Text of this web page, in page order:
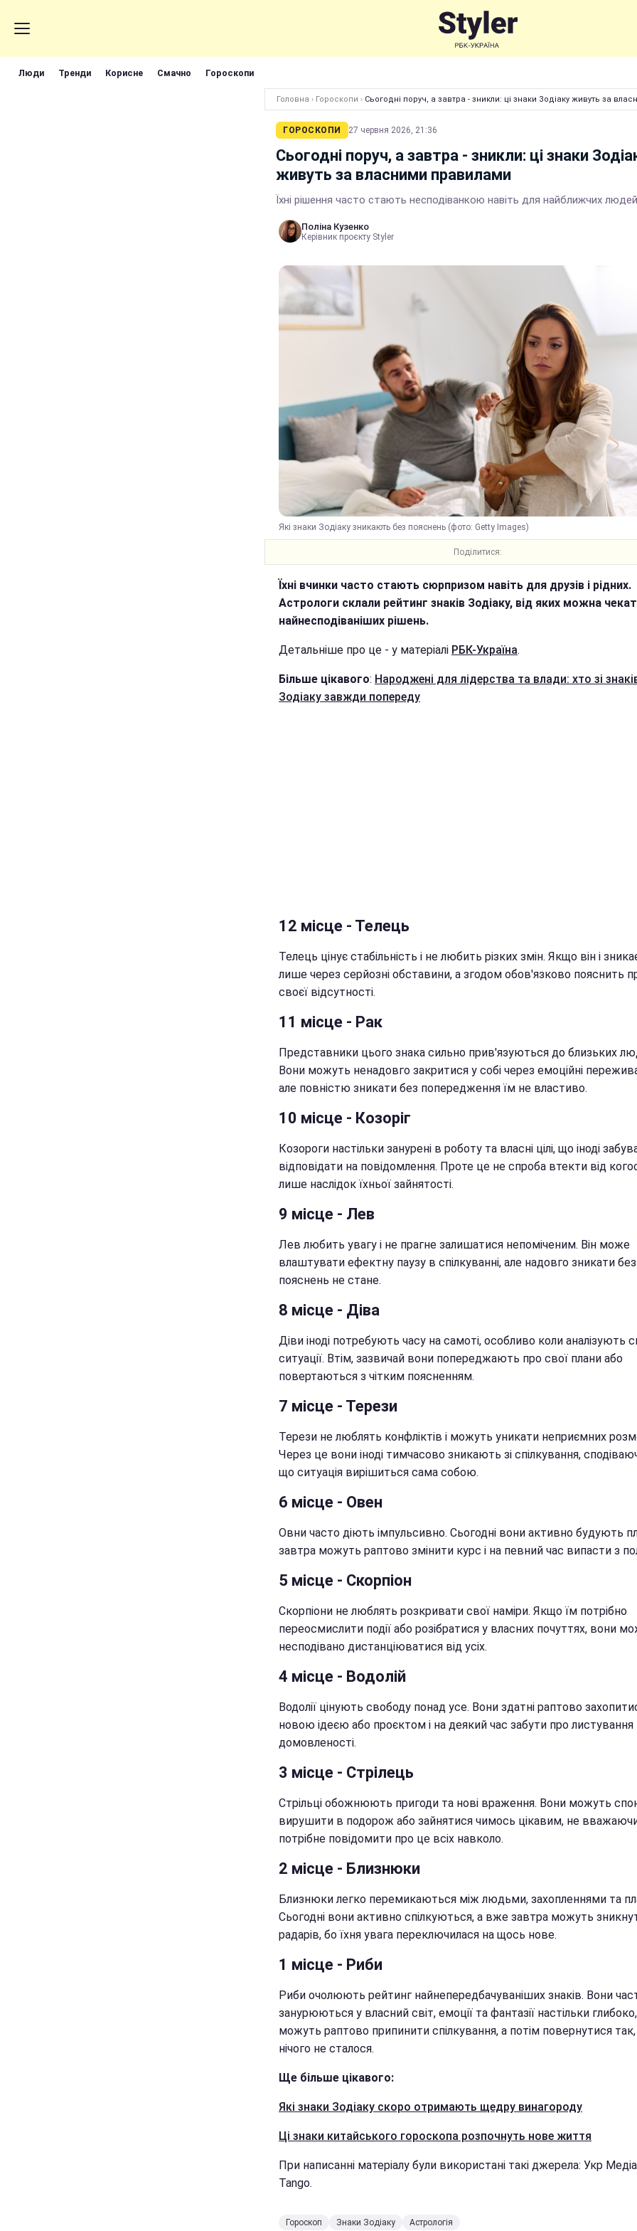
Люди Тренди Корисне Смачно Гороскопи
Головна › Гороскопи › Сьогодні поруч, а завтра - зникли: ці знаки Зодіаку живуть за
ГОРОСКОПИ 27 червня 2026, 21:36
Сьогодні поруч, а завтра - зникли: ці знаки
живуть за власними правилами
Їхні рішення часто стають несподіванкою навіть для найближчих людей
Поліна Кузенко
Керівник проєкту Styler
Які знаки Зодіаку зникають без пояснень (фото: Getty Images)
Поділитися:
Їхні вчинки часто стають сюрпризом навіть для друзів і рідних.
Астрологи склали рейтинг знаків Зодіаку, від яких можна
найнесподіваніших рішень.
Детальніше про це - у матеріалі РБК-Україна.
Більше цікавого: Народжені для лідерства та влади: хто зі
Зодіаку завжди попереду
12 місце - Телець
Телець цінує стабільність і не любить різких змін. Якщо він і
лише через серйозні обставини, а згодом обов'язково пояснить
своєї відсутності.
11 місце - Рак
Представники цього знака сильно прив'язуються до близьких
Вони можуть ненадовго закритися у собі через емоційні
але повністю зникати без попередження їм не властиво.
10 місце - Козоріг
Козороги настільки занурені в роботу та власні цілі, що іноді
відповідати на повідомлення. Проте це не спроба втекти від
лише наслідок їхньої зайнятості.
9 місце - Лев
Лев любить увагу і не прагне залишатися непоміченим. Він може
влаштувати ефектну паузу в спілкуванні, але надовго зникати без
пояснень не стане.
8 місце - Діва
Діви іноді потребують часу на самоті, особливо коли аналізують
ситуації. Втім, зазвичай вони попереджають про свої плани або
повертаються з чітким поясненням.
7 місце - Терези
Терези не люблять конфліктів і можуть уникати неприємних
Через це вони іноді тимчасово зникають зі спілкування,
що ситуація вирішиться сама собою.
6 місце - Овен
Овни часто діють імпульсивно. Сьогодні вони активно будують
завтра можуть раптово змінити курс і на певний час випасти з
5 місце - Скорпіон
Скорпіони не люблять розкривати свої наміри. Якщо їм потрібно
переосмислити події або розібратися у власних почуттях, вони
несподівано дистанціюватися від усіх.
4 місце - Водолій
Водолії цінують свободу понад усе. Вони здатні раптово
новою ідеєю або проєктом і на деякий час забути про листування
домовленості.
3 місце - Стрілець
Стрільці обожнюють пригоди та нові враження. Вони можуть
вирушити в подорож або зайнятися чимось цікавим, не
потрібне повідомити про це всіх навколо.
2 місце - Близнюки
Близнюки легко перемикаються між людьми, захопленнями та
Сьогодні вони активно спілкуються, а вже завтра можуть
радарів, бо їхня увага переключилася на щось нове.
1 місце - Риби
Риби очолюють рейтинг найнепередбачуваніших знаків. Вони
занурюються у власний світ, емоції та фантазії настільки
можуть раптово припинити спілкування, а потім повернутися так,
нічого не сталося.
Ще більше цікавого:
Які знаки Зодіаку скоро отримають щедру винагороду
Ці знаки китайського гороскопа розпочнуть нове життя
При написанні матеріалу були використані такі джерела: Укр
Tango.
Гороскоп Знаки Зодіаку Астрологія